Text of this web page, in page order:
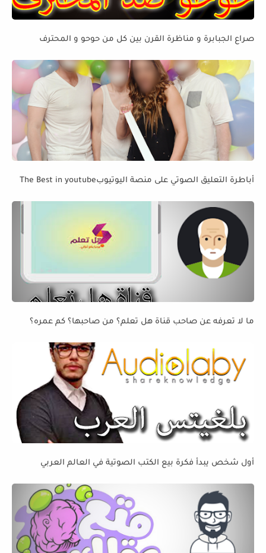
صراع الجبابرة و مناظرة القرن بين كل من حوحو و المحترف
أباطرة التعليق الصوتي على منصة اليوتيوبThe Best in youtube
ما لا تعرفه عن صاحب قناة هل تعلم؟ من صاحبها؟ كم عمره؟
أول شخص يبدأ فكرة بيع الكتب الصوتية في العالم العربي